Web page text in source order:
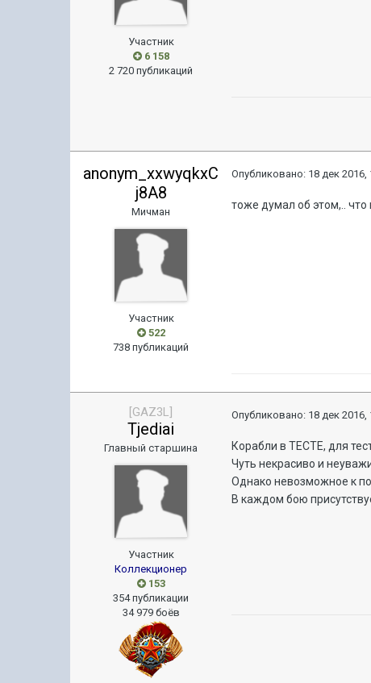
Участник
6 158
2 720 публикаций
anonym_xxwyqkxC
j8A8
Мичман
Участник
522
738 публикаций
Опубликовано: 18 дек 2016,
тоже думал об этом,.. что
[GAZ3L]
Tjediai
Главный старшина
Участник
Коллекционер
153
354 публикации
34 979 боёв
Опубликовано: 18 дек 2016,
Корабли в ТЕСТЕ, для
Чуть некрасиво и
Однако невозможное к
В каждом бою